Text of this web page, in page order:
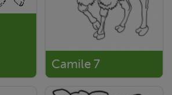
Camile 7